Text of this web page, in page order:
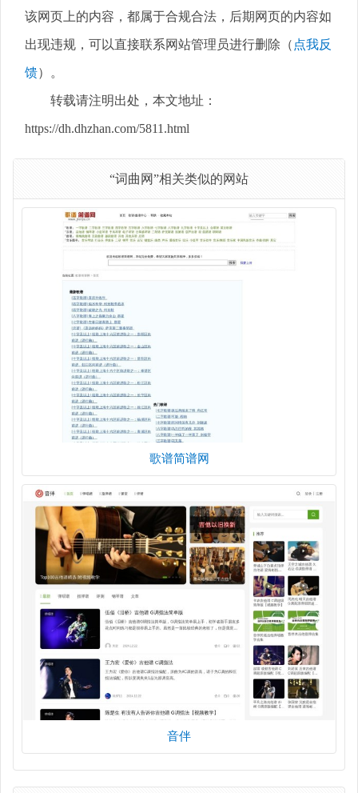
该网页上的内容，都属于合规合法，后期网页的内容如
出现违规，可以直接联系网站管理员进行删除（ 点我反
馈）。
转载请注明出处，本文地址：
https://dh.dhzhan.com/5811.html
“词曲网”相关类似的网站
歌谱简谱网
音伴